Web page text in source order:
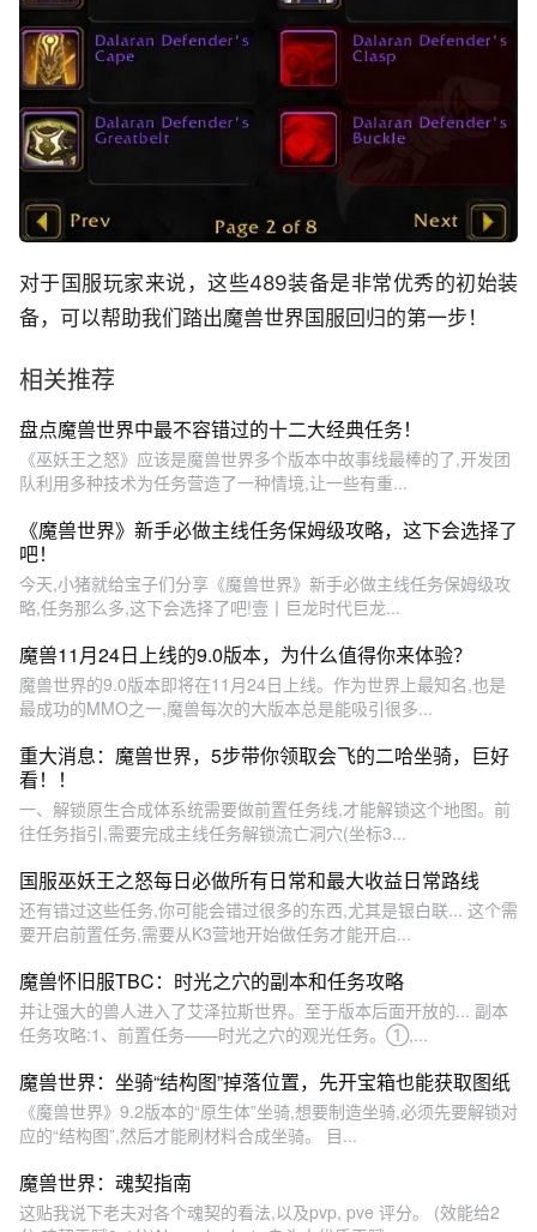
对于国服玩家来说，这些489装备是非常优秀的初始装
备，可以帮助我们踏出魔兽世界国服回归的第一步！
相关推荐
盘点魔兽世界中最不容错过的十二大经典任务！
《巫妖王之怒》应该是魔兽世界多个版本中故事线最棒的了,开发团
队利用多种技术为任务营造了一种情境,让一些有重...
《魔兽世界》新手必做主线任务保姆级攻略，这下会选择了
吧！
今天,小猪就给宝子们分享《魔兽世界》新手必做主线任务保姆级攻
略,任务那么多,这下会选择了吧!壹丨巨龙时代巨龙...
魔兽11月24日上线的9.0版本，为什么值得你来体验？
魔兽世界的9.0版本即将在11月24日上线。作为世界上最知名,也是
最成功的MMO之一,魔兽每次的大版本总是能吸引很多...
重大消息：魔兽世界，5步带你领取会飞的二哈坐骑，巨好
看！！
一、解锁原生合成体系统需要做前置任务线,才能解锁这个地图。前
往任务指引,需要完成主线任务解锁流亡洞穴(坐标3...
国服巫妖王之怒每日必做所有日常和最大收益日常路线
还有错过这些任务,你可能会错过很多的东西,尤其是银白联... 这个需
要开启前置任务,需要从K3营地开始做任务才能开启...
魔兽怀旧服TBC：时光之穴的副本和任务攻略
并让强大的兽人进入了艾泽拉斯世界。至于版本后面开放的... 副本
任务攻略:1、前置任务——时光之穴的观光任务。①,...
魔兽世界：坐骑“结构图”掉落位置，先开宝箱也能获取图纸
《魔兽世界》9.2版本的“原生体”坐骑,想要制造坐骑,必须先要解锁对
应的“结构图”,然后才能刷材料合成坐骑。 目...
魔兽世界：魂契指南
这贴我说下老夫对各个魂契的看法,以及pvp, pve 评分。 (效能给2